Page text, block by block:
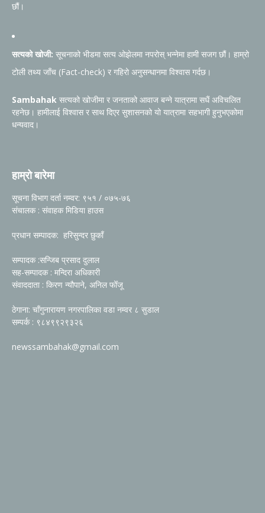
छौं।
सत्यको खोजी: सूचनाको भीडमा सत्य ओझेलमा नपरोस् भन्नेमा हामी सजग छौं। हाम्रो
टोली तथ्य जाँच (Fact-check) र गहिरो अनुसन्धानमा विश्वास गर्दछ।
Sambahak सत्यको खोजीमा र जनताको आवाज बन्ने यात्रामा सधैं अविचलित
रहनेछ। हामीलाई विश्वास र साथ दिएर सुशासनको यो यात्रामा सहभागी हुनुभएकोमा
धन्यवाद।
हाम्रो बारेमा
सूचना विभाग दर्ता नम्वर: ९५१ / ०७५-७६
संचालक : संवाहक मिडिया हाउस
प्रधान सम्पादक: हरिसुन्दर छुकाँ
सम्पादक :सन्जिब प्रसाद दुलाल
सह-सम्पादक : मन्दिरा अधिकारी
संवाददाता : किरण न्यौपाने, अनिल फोँजू
ठेगाना: चाँगुनारायण नगरपालिका वडा नम्वर ८ सुडाल
सम्पर्क : ९८४९९२९३२६
newssambahak@gmail.com